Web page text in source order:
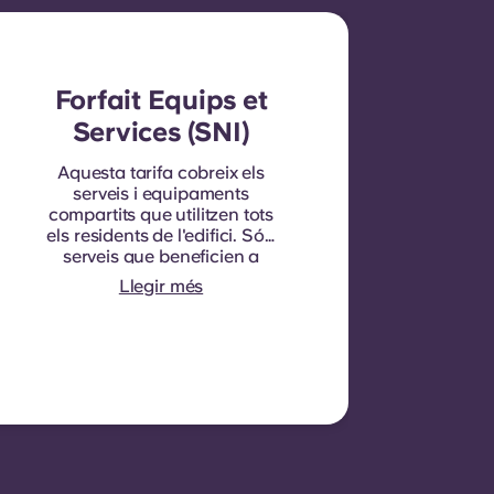
Forfait Equips et
Services (SNI)
Aquesta tarifa cobreix els
serveis i equipaments
compartits que utilitzen tots
els residents de l'edifici. Són
serveis que beneficien a
tothom i no es poden
mesurar per a cadascú.
il·luminació a les zones
Llegir més